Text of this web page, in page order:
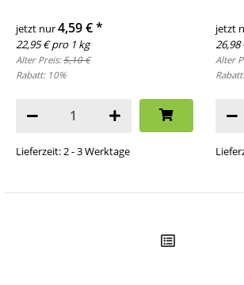
jetzt nur4,59 €*
22,95 € pro 1 kg
Alter Preis:5,10 €
Rabatt: 10%
Lieferzeit: 2 - 3 Werktage
jetzt
Alter